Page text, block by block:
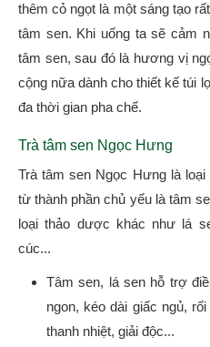
thêm cỏ ngọt là một sáng tạo
tâm sen. Khi uống ta sẽ cảm
tâm sen, sau đó là hương vị
cộng nữa dành cho thiết kế túi
đa thời gian pha chế.
Trà tâm sen Ngọc Hưng
Trà tâm sen Ngọc Hưng là
từ thành phần chủ yếu là tâm
loại thảo dược khác như lá
cúc...
Tâm sen, lá sen hỗ trợ
ngon, kéo dài giấc ngủ,
thanh nhiệt, giải độc...